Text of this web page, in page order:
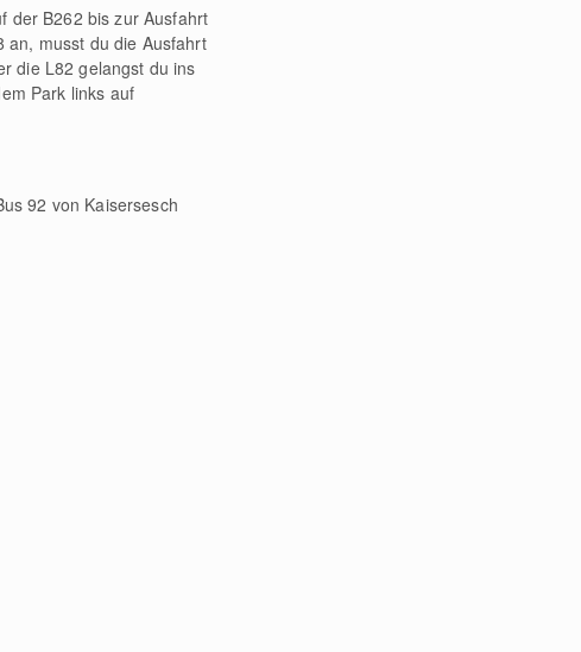
der B262 bis zur Ausfahrt
an, musst du die Ausfahrt
die L82 gelangst du ins
Park links auf
92 von Kaisersesch